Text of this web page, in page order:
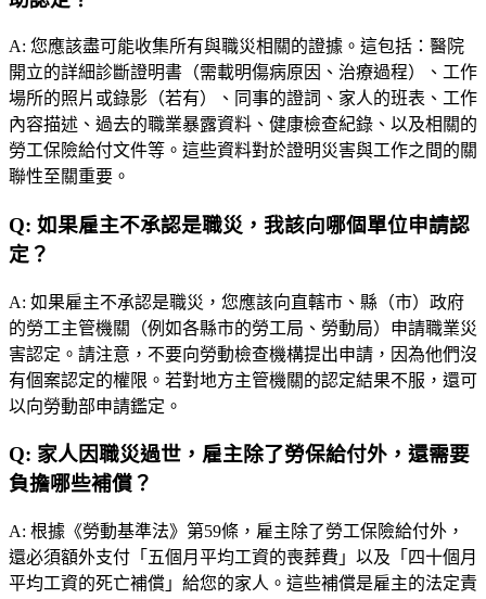
A: 您應該盡可能收集所有與職災相關的證據。這包括：醫院
開立的詳細診斷證明書（需載明傷病原因、治療過程）、工作
場所的照片或錄影（若有）、同事的證詞、家人的班表、工作
內容描述、過去的職業暴露資料、健康檢查紀錄、以及相關的
勞工保險給付文件等。這些資料對於證明災害與工作之間的關
聯性至關重要。
Q: 如果雇主不承認是職災，我該向哪個單位申請認
定？
A: 如果雇主不承認是職災，您應該向直轄市、縣（市）政府
的勞工主管機關（例如各縣市的勞工局、勞動局）申請職業災
害認定。請注意，不要向勞動檢查機構提出申請，因為他們沒
有個案認定的權限。若對地方主管機關的認定結果不服，還可
以向勞動部申請鑑定。
Q: 家人因職災過世，雇主除了勞保給付外，還需要
負擔哪些補償？
A: 根據《勞動基準法》第59條，雇主除了勞工保險給付外，
還必須額外支付「五個月平均工資的喪葬費」以及「四十個月
平均工資的死亡補償」給您的家人。這些補償是雇主的法定責